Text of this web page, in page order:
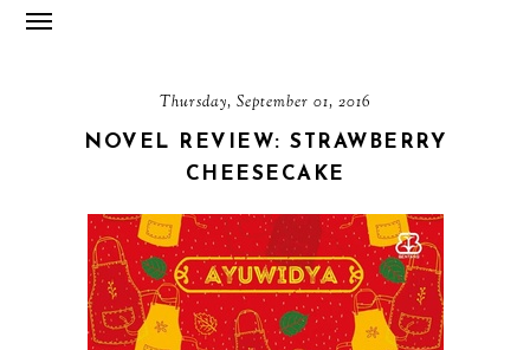
Thursday, September 01, 2016
NOVEL REVIEW: STRAWBERRY
CHEESECAKE